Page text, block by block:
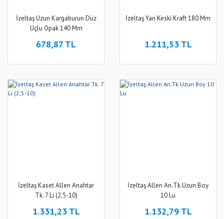
İzeltaş Uzun Kargaburun Düz
Uçlu Opak 140 Mm
678,87 TL
İzeltaş Yan Keski Kraft 180 Mm
1.211,53 TL
İzeltaş Kaset Allen Anahtar
Tk. 7 Li (2,5-10)
1.331,23 TL
İzeltaş Allen An.Tk.Uzun Boy
10 Lu
1.132,79 TL